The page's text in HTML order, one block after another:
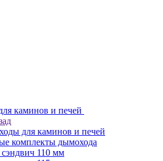
каминов и печей
для каминов и печей
комплекты дымохода
сэндвич 110 мм